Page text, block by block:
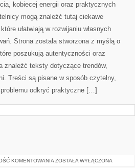
kobiecej energii oraz praktycznych
mogą znaleźć tutaj ciekawe
ułatwiają w rozwijaniu własnych
Strona została stworzona z myślą o
poszukują autentyczności oraz
znaleźć teksty dotyczące trendów,
Treści są pisane w sposób czytelny,
odkryć praktyczne […]
KOMENTOWANIA DRINKI
ZOSTAŁA WYŁĄCZONA